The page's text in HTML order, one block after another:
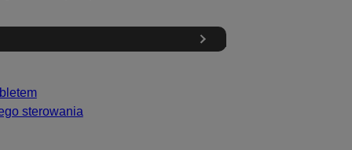
sterowania